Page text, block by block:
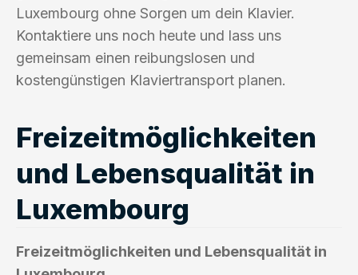
Luxembourg ohne Sorgen um dein Klavier.
Kontaktiere uns noch heute und lass uns
gemeinsam einen reibungslosen und
kostengünstigen Klaviertransport planen.
Freizeitmöglichkeiten
und Lebensqualität in
Luxembourg
Freizeitmöglichkeiten und Lebensqualität in